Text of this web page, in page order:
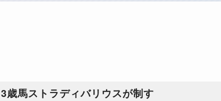
歳馬ストラディバリウスが制す